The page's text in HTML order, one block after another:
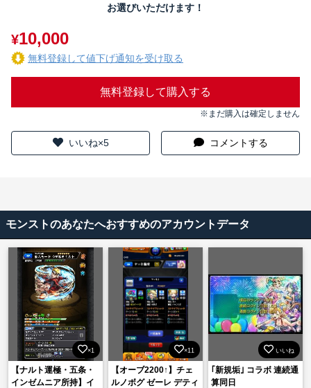
お選びいただけます！
¥10,000
無料登録して値下げ通知を受け取る
無料登録して購入する
※まだ購入は確定しません
いいね×5 コメントする
モンストのあなたへおすすめのアカウントデータ
×1
【ナルト運極・五条・
インゼムニア所持】イ
×11
【オーブ2200↑】チェ
ルノボグ ゼーレ デティ
いいね
｢新規垢｣ コラボ 連続通
算同日